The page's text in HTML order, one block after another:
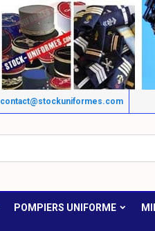
contact@stockuniformes.com
POMPIERS UNIFORME